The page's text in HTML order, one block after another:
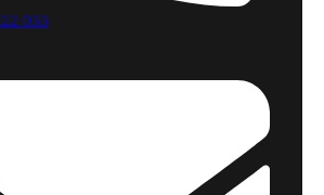
033